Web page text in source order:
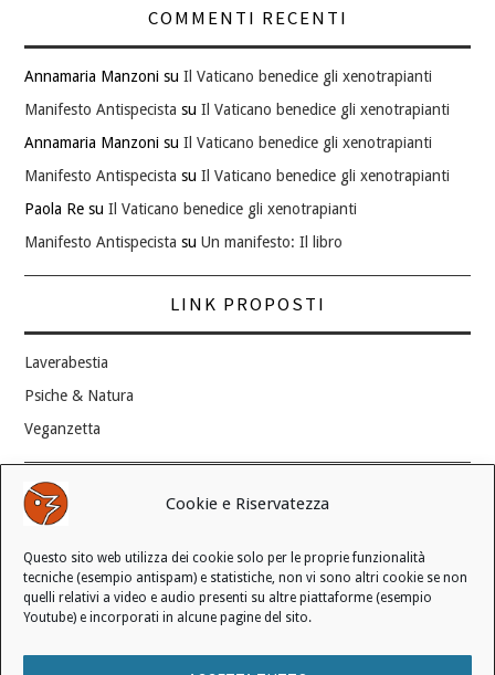
Cookie e Riservatezza
Questo sito web utilizza dei cookie solo per le proprie funzionalità
tecniche (esempio antispam) e statistiche, non vi sono altri cookie se non
quelli relativi a video e audio presenti su altre piattaforme (esempio
Youtube) e incorporati in alcune pagine del sito.
COMMENTI RECENTI
Annamaria Manzoni suIl Vaticano benedice gli xenotrapianti
Manifesto Antispecista suIl Vaticano benedice gli xenotrapianti
Annamaria Manzoni suIl Vaticano benedice gli xenotrapianti
Manifesto Antispecista suIl Vaticano benedice gli xenotrapianti
Paola Re suIl Vaticano benedice gli xenotrapianti
Manifesto Antispecista suUn manifesto: Il libro
LINK PROPOSTI
Laverabestia
Psiche & Natura
Veganzetta
Modifica consenso ai cookie
REVOCA IL TUO CONSENSO
Stato attuale: Negato